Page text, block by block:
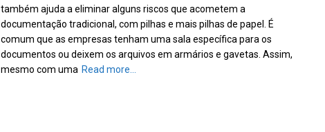
também ajuda a eliminar alguns riscos que acometem a
documentação tradicional, com pilhas e mais pilhas de papel. É
comum que as empresas tenham uma sala específica para os
documentos ou deixem os arquivos em armários e gavetas. Assim,
mesmo com uma Read more…